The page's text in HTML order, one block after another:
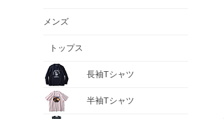
メンズ
トップス
長袖Tシャツ
半袖Tシャツ